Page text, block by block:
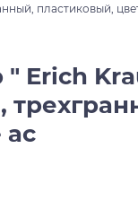
пластиковый,
Erich
ас